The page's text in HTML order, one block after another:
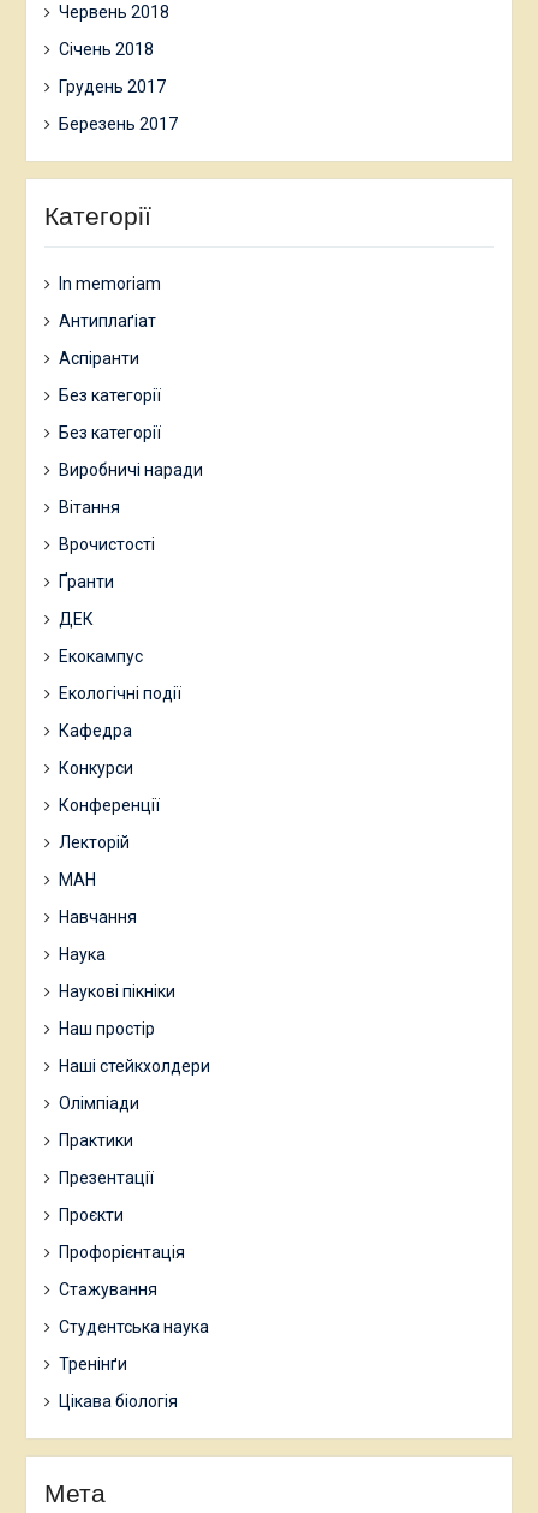
Червень 2018
Січень 2018
Грудень 2017
Березень 2017
Категорії
In memoriam
Антиплаґіат
Аспіранти
Без категорії
Без категорії
Виробничі наради
Вітання
Врочистості
Ґранти
ДЕК
Екокампус
Екологічні події
Кафедра
Конкурси
Конференції
Лекторій
МАН
Навчання
Наука
Наукові пікніки
Наш простір
Наші стейкхолдери
Олімпіади
Практики
Презентації
Проєкти
Профорієнтація
Стажування
Студентська наука
Тренінґи
Цікава біологія
Мета